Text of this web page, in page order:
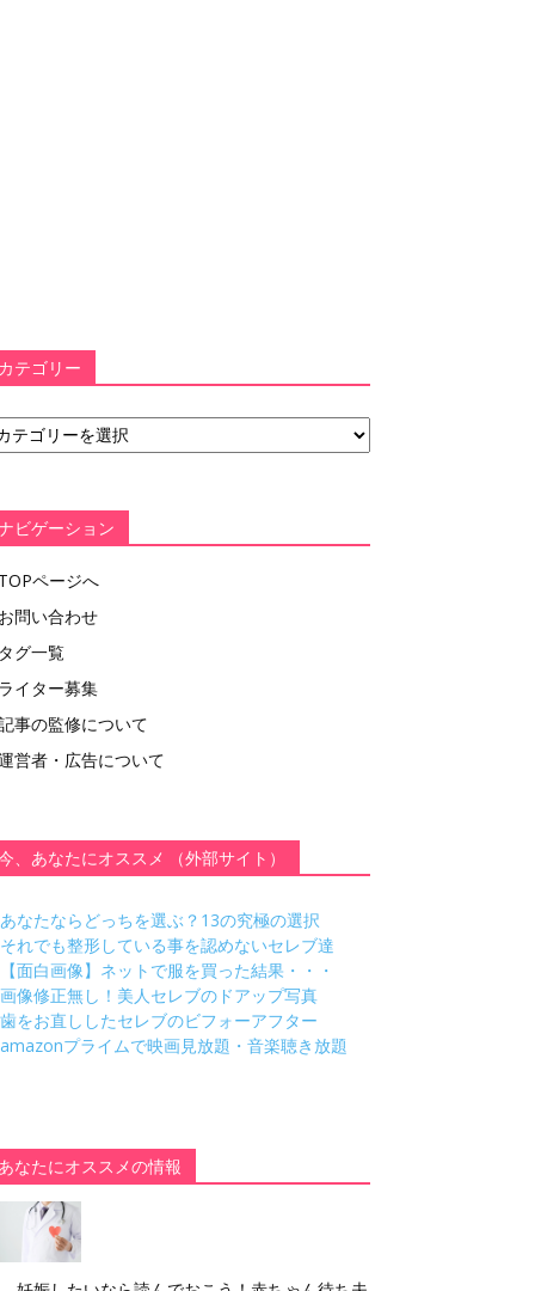
カテゴリー
ビゲーション
TOPページへ
お問い合わせ
タグ一覧
ライター募集
事の監修について
営者・広告について
、あなたにオススメ （外部サイト）
あなたならどっちを選ぶ？13の究極の選択
それでも整形している事を認めないセレブ達
【面白画像】ネットで服を買った結果・・・
画像修正無し！美人セレブのドアップ写真
歯をお直ししたセレブのビフォーアフター
amazonプライムで映画見放題・音楽聴き放題
あなたにオススメの情報